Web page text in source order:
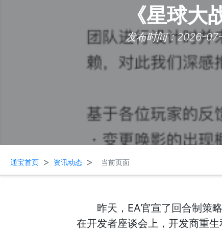
《星球
发布时间：2026-
通宝首页 > 资讯动态 > 当前页面
昨天，EA官宣了回合制策
在开发者座谈会上，开发商重